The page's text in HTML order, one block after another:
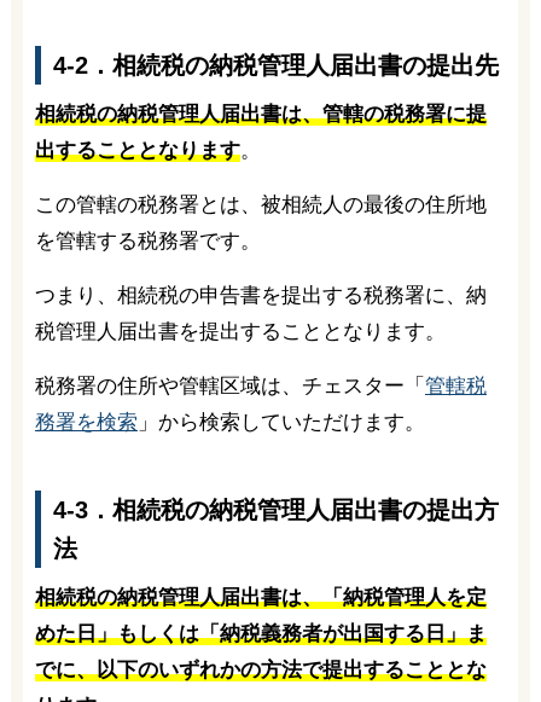
4-2．相続税の納税管理人届出書の提出先
相続税の納税管理人届出書は、管轄の税務署に提
出することとなります。
この管轄の税務署とは、被相続人の最後の住所地
を管轄する税務署です。
つまり、相続税の申告書を提出する税務署に、納
税管理人届出書を提出することとなります。
税務署の住所や管轄区域は、チェスター「 管轄税
務署を検索 」から検索していただけます。
4-3．相続税の納税管理人届出書の提出方
法
相続税の納税管理人届出書は、「納税管理人を定
めた日」もしくは「納税義務者が出国する日」ま
でに、以下のいずれかの方法で提出することとな